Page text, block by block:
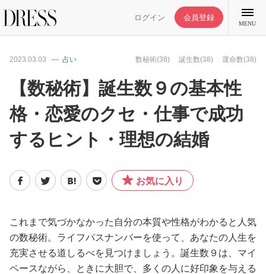
ログイン 会員登録
MENU
特集記事
DRESS部活
ライフスタイル
ファッション
恋愛/結婚/離婚
2023.03.03 占い 数秘術(38) 誕生数(38) 運命数(38)
【数秘術】誕生数９の基本性
格・恋愛のクセ・仕事で成功
するヒント・理想の結婚
お気に入り
これまで気づかなかった自分の本質や性格がわかると人気
の数秘術。ライフパスナンバーを使って、あなたの人生を
充実させる道しるべを見つけましょう。誕生数９は、マイ
ペースながら、ときに大胆で、多くの人に好印象を与える